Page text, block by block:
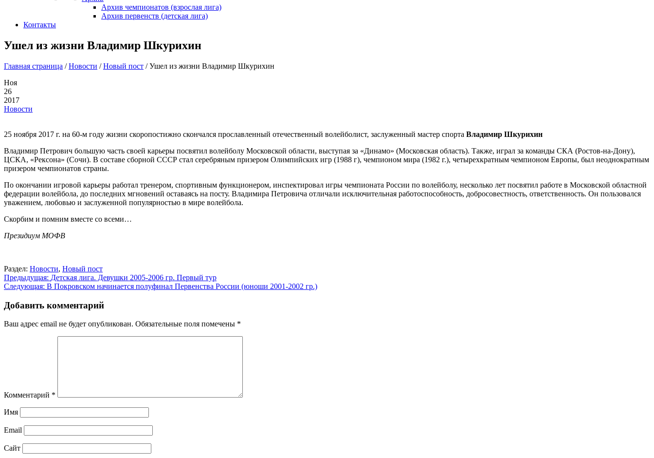
Архив чемпионатов (взрослая лига)
Архив первенств (детская лига)
Контакты
Ушел из жизни Владимир Шкурихин
Главная страница /Новости /Новый пост /Ушел из жизни Владимир Шкурихин
Ноя
26
2017
Новости
25 ноября 2017 г. на 60-м году жизни скоропостижно скончался прославленный отечественный волейболист, заслуженный мастер спорта Владимир Шкурихин
Владимир Петрович большую часть своей карьеры посвятил волейболу Московской области, выступая за «Динамо» (Московская область). Также, играл за команды СКА (Ростов-на-Дону),
ЦСКА, «Рексона» (Сочи). В составе сборной СССР стал серебряным призером Олимпийских игр (1988 г), чемпионом мира (1982 г.), четырехкратным чемпионом Европы, был неоднократным
призером чемпионатов страны.
По окончании игровой карьеры работал тренером, спортивным функционером, инспектировал игры чемпионата России по волейболу, несколько лет посвятил работе в Московской областной
федерации волейбола, до последних мгновений оставаясь на посту. Владимира Петровича отличали исключительная работоспособность, добросовестность, ответственность. Он пользовался
уважением, любовью и заслуженной популярностью в мире волейбола.
Скорбим и помним вместе со всеми…
Президиум МОФВ
Раздел: Новости, Новый пост
Навигация
по
записям
Предыдущая: Детская лига. Девушки 2005-2006 гр. Первый тур
Следующая: В Покровском начинается полуфинал Первенства России (юноши 2001-2002 гр.)
Добавить комментарий
Ваш адрес email не будет опубликован. Обязательные поля помечены *
Комментарий *
Имя
Email
Сайт